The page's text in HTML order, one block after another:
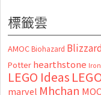
標籤雲
AMOC Biohazard Blizzard
Potter hearthstone
LEGO Ideas
marvel Mhchan MOC